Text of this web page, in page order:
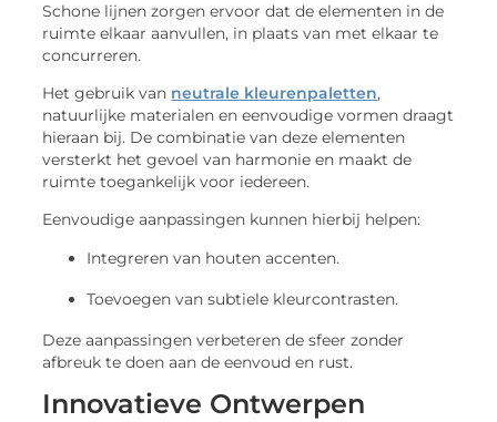
Schone lijnen zorgen ervoor dat de elementen in de
ruimte elkaar aanvullen, in plaats van met elkaar te
concurreren.
Het gebruik van neutrale kleurenpaletten,
natuurlijke materialen en eenvoudige vormen draagt
hieraan bij. De combinatie van deze elementen
versterkt het gevoel van harmonie en maakt de
ruimte toegankelijk voor iedereen.
Eenvoudige aanpassingen kunnen hierbij helpen:
Integreren van houten accenten.
Toevoegen van subtiele kleurcontrasten.
Deze aanpassingen verbeteren de sfeer zonder
afbreuk te doen aan de eenvoud en rust.
Innovatieve Ontwerpen